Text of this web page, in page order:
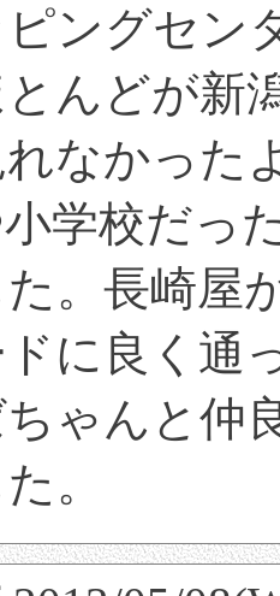
ングセン
んどが新
なかった
学校だっ
。長崎屋
に良く通
ゃんと仲
。